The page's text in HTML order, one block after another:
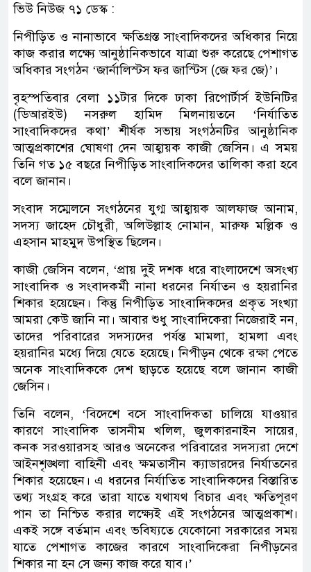
ভিউ নিউজ ৭১ ডেস্ক :
নিপীড়িত ও নানাভাবে ক্ষতিগ্রস্ত সাংবাদিকদের অধিকার নিয়ে
কাজ করার লক্ষ্যে আনুষ্ঠানিকভাবে যাত্রা শুরু করেছে পেশাগত
অধিকার সংগঠন ‘জার্নালিস্টস ফর জাস্টিস (জে ফর জে)’।
বৃহস্পতিবার বেলা ১১টার দিকে ঢাকা রিপোর্টার্স ইউনিটির
(ডিআরইউ) নসরুল হামিদ মিলনায়তনে ‘নির্যাতিত
সাংবাদিকদের কথা’ শীর্ষক সভায় সংগঠনটির আনুষ্ঠানিক
আত্মপ্রকাশের ঘোষণা দেন আহ্বায়ক কাজী জেসিন। এ সময়
তিনি গত ১৫ বছরে নিপীড়িত সাংবাদিকদের তালিকা করা হবে
বলে জানান।
সংবাদ সম্মেলনে সংগঠনের যুগ্ম আহ্বায়ক আলফাজ আনাম,
সদস্য জাহেদ চৌধুরী, অলিউল্লাহ নোমান, মারুফ মল্লিক ও
এহসান মাহমুদ উপস্থিত ছিলেন।
কাজী জেসিন বলেন, ‘প্রায় দুই দশক ধরে বাংলাদেশে অসংখ্য
সাংবাদিক ও সংবাদকর্মী নানা ধরনের নির্যাতন ও হয়রানির
শিকার হয়েছেন। কিন্তু নিপীড়িত সাংবাদিকদের প্রকৃত সংখ্যা
আমরা কেউ জানি না। আবার শুধু সাংবাদিকেরা নিজেরাই নন,
তাদের পরিবারের সদস্যদের পর্যন্ত মামলা, হামলা এবং
হয়রানির মধ্যে দিয়ে যেতে হয়েছে। নিপীড়ন থেকে রক্ষা পেতে
অনেক সাংবাদিককে দেশ ছাড়তে হয়েছে বলে জানান কাজী
জেসিন।
তিনি বলেন, ‘বিদেশে বসে সাংবাদিকতা চালিয়ে যাওয়ার
কারণে সাংবাদিক তাসনীম খলিল, জুলকারনাইন সায়ের,
কনক সরওয়ারসহ আরও অনেকের পরিবারের সদস্যরা দেশে
আইনশৃঙ্খলা বাহিনী এবং ক্ষমতাসীন ক্যাডারদের নির্যাতনের
শিকার হয়েছেন। এ ধরনের নির্যাতিত সাংবাদিকদের বিস্তারিত
তথ্য সংগ্রহ করে তারা যাতে যথাযথ বিচার এবং ক্ষতিপূরণ
পান তা নিশ্চিত করার লক্ষ্যেই এই সংগঠনের আত্মপ্রকাশ।
একই সঙ্গে বর্তমান এবং ভবিষ্যতে যেকোনো সরকারের সময়
যাতে পেশাগত কাজের কারণে সাংবাদিকেরা নিপীড়নের
শিকার না হন সে জন্য কাজ করে যাব।’